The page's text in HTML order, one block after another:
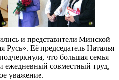
и представители Минской
Русь». Её председатель Наталья
что большая семья –
ежедневный совместный труд,
уважение.